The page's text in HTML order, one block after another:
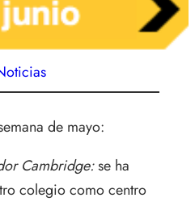
de mayo:
Cambridge:se ha
colegio como centro